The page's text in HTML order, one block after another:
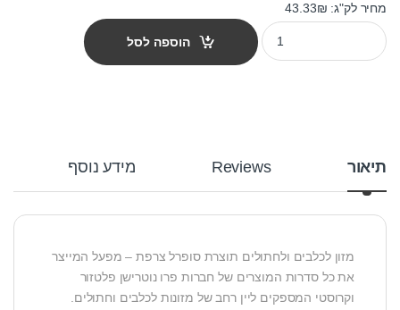
מחיר לק"ג: 43.33₪
מזון חתולים פלטזור קרוקטל דגים 3 ק"ג quantity
הוספה לסל
תיאור Reviews מידע נוסף
מזון לכלבים ולחתולים תוצרת סופרל צרפת – מפעל המייצר
את כל סדרות המוצרים של חברות פרו נוטרישן פלטזור
וקרוסטי המספקים ליין רחב של מזונות לכלבים וחתולים.